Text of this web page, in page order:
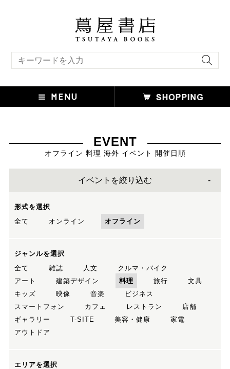
EVENT
オフライン 料理 海外 イベント 開催日順
イベントを絞り込む
形式を選択
全て
オンライン オフライン
ジャンルを選択
全て
雑誌 人文
クルマ・バイク
アート
建築デザイン 料理 旅行
文具
キッズ
映像 音楽
ビジネス
スマートフォン
カフェ レストラン
店舗
ギャラリー
T-SITE 美容・健康
家電
アウトドア
エリアを選択